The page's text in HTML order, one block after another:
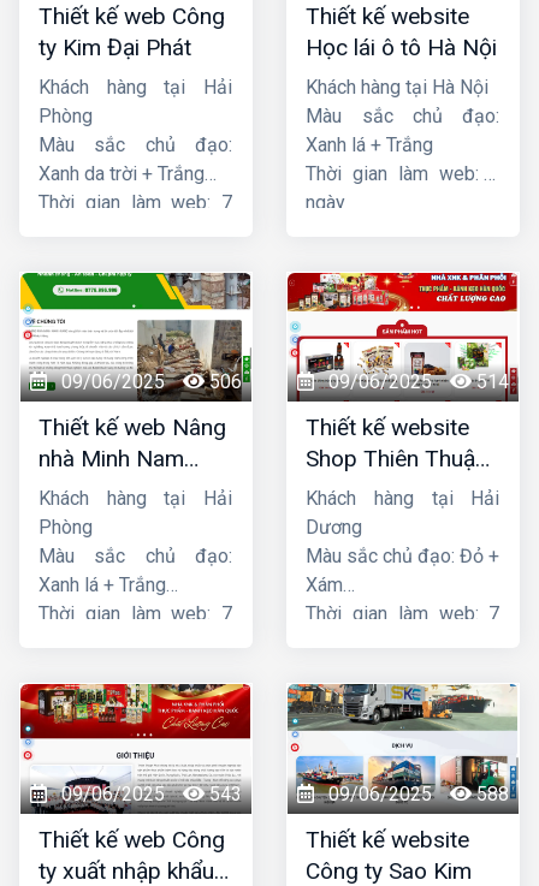
Thiết kế web Công
ty Kim Đại Phát
Khách hàng tại Hải
Phòng
Màu sắc chủ đạo:
Xanh da trời + Trắng
Thời gian làm web: 7
Thiết kế website
Học lái ô tô Hà Nội
Khách hàng tại Hà Nội
Màu sắc chủ đạo:
Xanh lá + Trắng
Thời gian làm web: 7
ngày
09/06/2025 506
Thiết kế web Nâng
nhà Minh Nam
Hoàng
Khách hàng tại Hải
Phòng
Màu sắc chủ đạo:
Xanh lá + Trắng
Thời gian làm web: 7
09/06/2025 514
Thiết kế website
Shop Thiên Thuận
Phát
Khách hàng tại Hải
Dương
Màu sắc chủ đạo: Đỏ +
Xám
Thời gian làm web: 7
09/06/2025 543
Thiết kế web Công
ty xuất nhập khẩu
09/06/2025 588
Thiết kế website
Công ty Sao Kim